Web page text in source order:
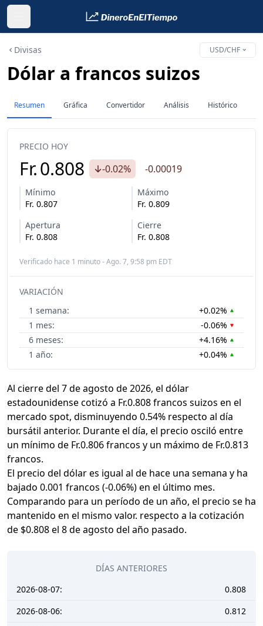
Divisas USD/CHF
Dólar a francos suizos
Resumen Gráfica Convertidor Análisis Histórico
PRECIO HOY
Fr.0.808 -0.02% -0.00019
Mínimo
Fr. 0.807
Máximo
Fr. 0.809
Apertura
Fr. 0.808
Cierre
Fr. 0.808
Verificado hace 1 minuto - Ago. 7, 9:58 pm EDT
VARIACIÓN
1 semana:
+0.02%
1 mes:
-0.06%
6 meses:
+4.16%
1 año:
+0.04%
Al cierre del 7 de agosto de 2026, el dólar
estadounidense cotizó a Fr.0.808 francos suizos en el
mercado spot, disminuyendo 0.54% respecto al día
bursátil anterior. Durante el día, el precio osciló entre
un mínimo de Fr.0.806 francos y un máximo de Fr.0.813
francos.
El precio del dólar es igual al de hace una semana y ha
bajado 0.001 francos (-0.06%) en el último mes.
Comparando para un período de un año, el precio se ha
mantenido en el mismo valor. respecto a la cotización
de $0.808 el 8 de agosto del año pasado.
DÍAS ANTERIORES
2026-08-07:
0.808
2026-08-06:
0.812